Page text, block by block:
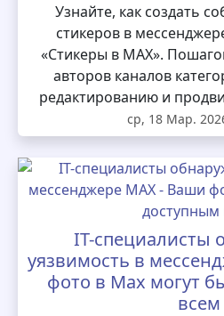
Узнайте, как создать
стикеров в
«Стикеры в MAX».
авторов каналов
редактированию и
ср, 18 Мар.
IT-специалисты
уязвимость в
фото в Max могут
всем